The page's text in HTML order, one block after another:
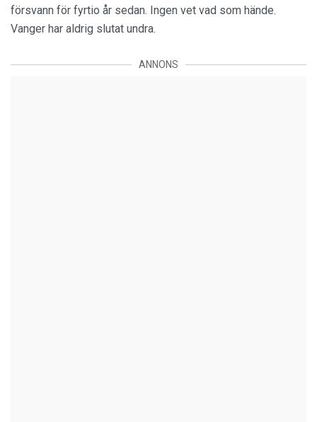
försvann för fyrtio år sedan. Ingen vet vad som hände.
Vanger har aldrig slutat undra.
ANNONS